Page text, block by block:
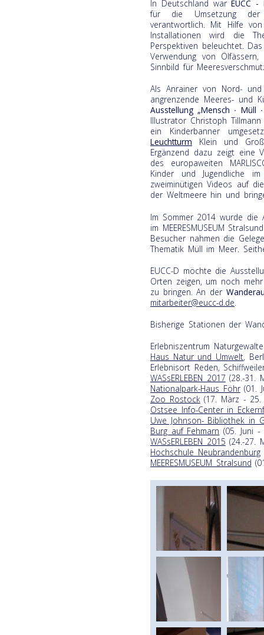
In Deutschland warEUCC -
für die Umsetzung der
verantwortlich. Mit Hilfe
Installationen wird die
Perspektiven beleuchtet.
Verwendung von
Sinnbild für
Als Anrainer von Nord-
angrenzende Meeres- und
Ausstellung „Mensch ∙ Müll
Illustrator Christoph
ein Kinderbanner
Leuchtturm Klein und
Ergänzend dazu zeigt eine
des europaweiten
Kinder und Jugendliche
zweiminütigen Videos auf
der Weltmeere hin und
Im Sommer 2014 wurde die
im MEERESMUSEUM
Besucher nahmen die
Thematik Müll im Meer.
EUCC-D möchte die
Orten zeigen, um noch
zu bringen. An der
mitarbeiter@eucc-d.de
Bisherige Stationen der
Erlebniszentrum
Haus Natur und Umwelt,
Erlebnisort Reden,
WASsERLEBEN 2017 (28.-31.
Nationalpark-Haus Föhr(01.
Zoo Rostock(17. März - 25.
Ostsee Info-Center in
Uwe Johnson- Bibliothek in
Burg auf Fehmarn (05. Juni -
WASsERLEBEN 2015 (24.-27.
Hochschule Neubrandenburg
MEERESMUSEUM Stralsund